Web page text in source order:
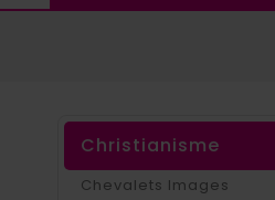
Christianisme
Chevalets Images